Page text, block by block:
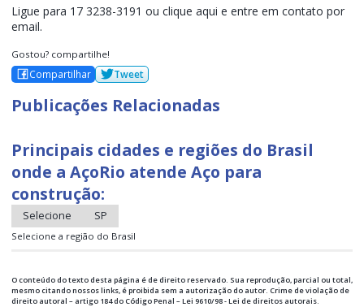
CORTE E DOBRA DE FERRO PARA CONSTRUÇÃO
EMPRESA DE ARMAÇÃO DE FERRAGENS
EMPRESA DE FERRAGEM ARMADA
FABRICANTE DE ESTACAS
FERRAGEM ARMADA PARA CONSTRUÇÃO CIVIL
FERRAGEM ARMADA PARA SAPATAS
FERRAGEM ARMADA SOB MEDIDA
PREÇO DO METRO DE FERRAGEM ARMADA
TELA METÁLICA
TELA METÁLICA PREÇO
Ligue para 17 3238-3191 ou clique aqui e entre em contato por
email.
Gostou? compartilhe!
Compartilhar Tweet
Publicações Relacionadas
Principais cidades e regiões do Brasil
onde a AçoRio atende Aço para
construção:
Selecione SP
Selecione a região do Brasil
O conteúdo do texto desta página é de direito reservado. Sua reprodução, parcial ou total,
mesmo citando nossos links, é proibida sem a autorização do autor. Crime de violação de
direito autoral – artigo 184 do Código Penal – Lei 9610/98 - Lei de direitos autorais.